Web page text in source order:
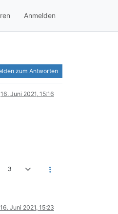
Anmelden
zum Antworten
16. Juni 2021, 15:16
3
16. Juni 2021, 15:23